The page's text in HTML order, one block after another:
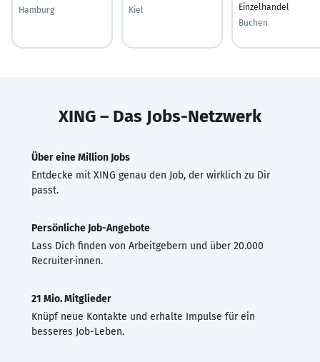
Hamburg
Kiel
Einzelhandel
Buchen
XING – Das Jobs-Netzwerk
Über eine Million Jobs
Entdecke mit XING genau den Job, der wirklich zu Dir
passt.
Persönliche Job-Angebote
Lass Dich finden von Arbeitgebern und über 20.000
Recruiter·innen.
21 Mio. Mitglieder
Knüpf neue Kontakte und erhalte Impulse für ein
besseres Job-Leben.